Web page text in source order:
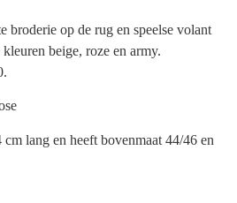
broderie op de rug en speelse volant
beige, roze en army.
lang en heeft bovenmaat 44/46 en